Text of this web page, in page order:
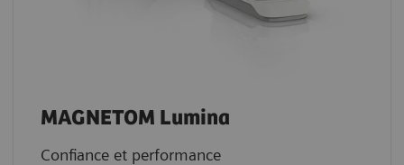
MAGNETOM Lumina
Confiance et performance